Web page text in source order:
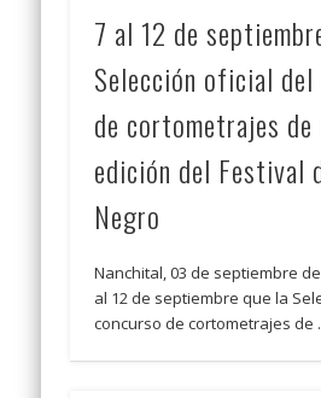
7 al 12 de
Selección oficial del
de cortometrajes
edición del Festival
Negro
Nanchital, 03 de septiembre
al 12 de septiembre que la
concurso de cortometrajes de